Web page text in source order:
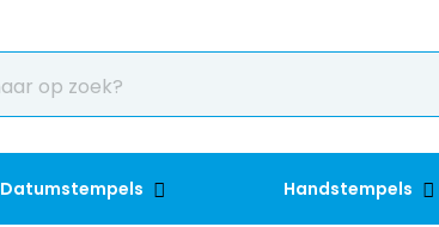
Datumstempels Handstempels